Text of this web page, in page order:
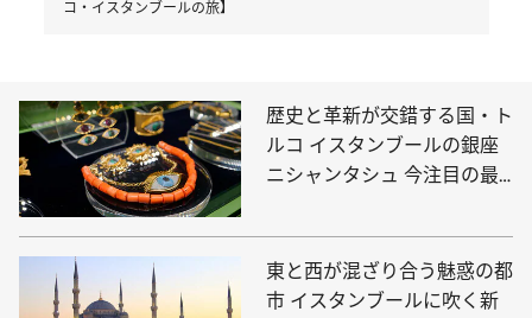
コ・イスタンブールの旅】
歴史と革新が交錯する国・ト
ルコ イスタンブールの銀座
ニシャンタシュ 今注目の最
東と西が混ざり合う魅惑の都
市 イスタンブールに吹く新